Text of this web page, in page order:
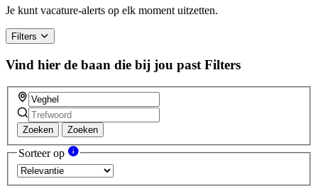
Je kunt vacature-alerts op elk moment uitzetten.
Filters
Vind hier de baan die bij jou past Filters
Zoeken Zoeken
Sorteer op